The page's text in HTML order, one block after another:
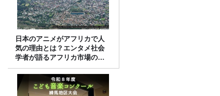
日本のアニメがアフリカで人
気の理由とは？エンタメ社会
学者が語るアフリカ市場のリ
アル